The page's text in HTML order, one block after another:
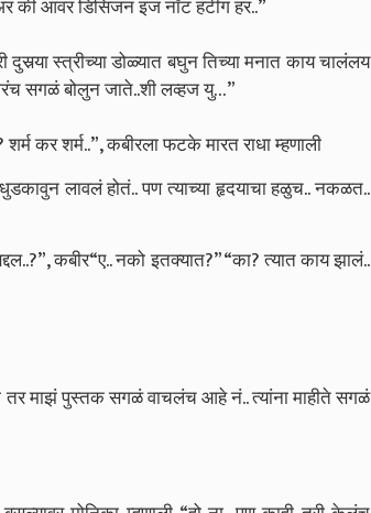
आवर डिसिजन इज नॉट हर्टींग हर..”
स्त्रीच्या डोळ्यात बघुन तिच्या मनात काय चालंलय
सगळं बोलुन जाते..शी लव्हज यु…”
कर शर्म..”, कबीरला फटके मारत राधा म्हणाली
लावलं होतं.. पण त्याच्या हृदयाचा हळुच.. नकळत..
कबीर“ए.. नको इतक्यात?”“का? त्यात काय झालं..
तर माझं पुस्तक सगळं वाचलंच आहे नं.. त्यांना माहीते सगळं